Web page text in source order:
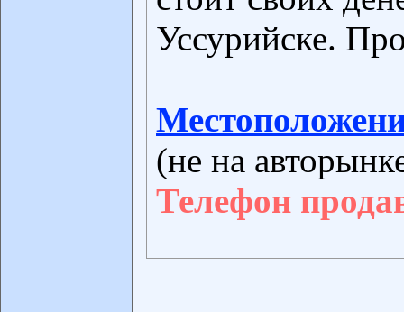
Уссурийске.
(не на
Телефон